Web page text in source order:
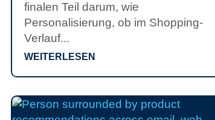
finalen Teil darum, wie
Personalisierung, ob im Shopping-
Verlauf...
WEITERLESEN